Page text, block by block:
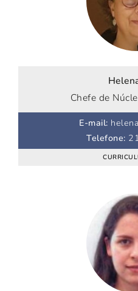
Chefe de
E-mail:
Telefone: